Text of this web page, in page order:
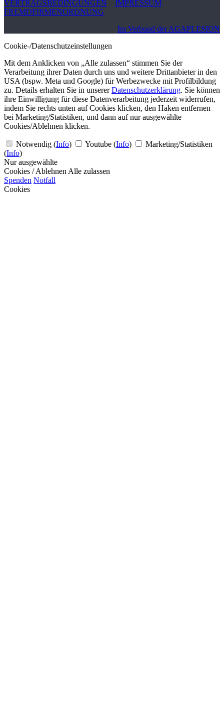
VERTRAGSBEDINGUNGEN
IMPRESSUM
FREMDFIRMENORDNUNG
Im Verbund der AGAPLESION
Cookie-/Datenschutzeinstellungen
Mit dem Anklicken von „Alle zulassen“ stimmen Sie der
Verarbeitung ihrer Daten durch uns und weitere Drittanbieter in den
USA (bspw. Meta und Google) für Werbezwecke mit Profilbildung
zu. Details erhalten Sie in unsererDatenschutzerklärung. Sie können
ihre Einwilligung für diese Datenverarbeitung jederzeit widerrufen,
indem Sie rechts unten auf Cookies klicken, den Haken entfernen
bei Marketing/Statistiken, und dann auf nur ausgewählte
Cookies/Ablehnen klicken.
Notwendig (Info) Youtube (Info)
Marketing/Statistiken
(Info)
Nur ausgewählte
Cookies / Ablehnen Alle zulassen
Spenden Notfall
Cookies